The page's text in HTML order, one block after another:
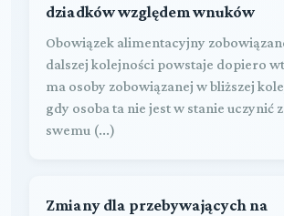
dziadków względem wnuków
Obowiązek alimentacyjny
dalszej kolejności powstaje dopiero
ma osoby zobowiązanej w bliższej
gdy osoba ta nie jest w stanie uczynić
swemu (...)
Zmiany dla przebywających na